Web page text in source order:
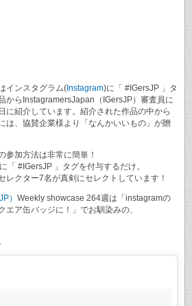
インスタグラム( Instagram)に「 #IGersJP 」タ
からInstagramersJapan（IGersJP）審査員に
に紹介しています。紹介された作品の中から
は、協賛企業様より「なんかいいもの」が贈
参加方法は非常に簡単！
「 #IGersJP 」タグを付与するだけ。
レクター7名が真剣にセレクトしています！
） Weekly showcase 264週は「instagramの
エア缶バッジに！」でお馴染みの、